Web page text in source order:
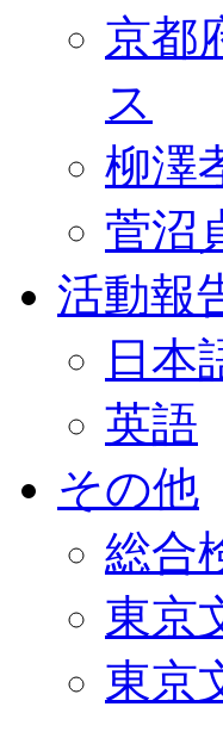
京都
ス
柳澤
菅沼
活動報
日本
英語
その他
総合
東京
東京